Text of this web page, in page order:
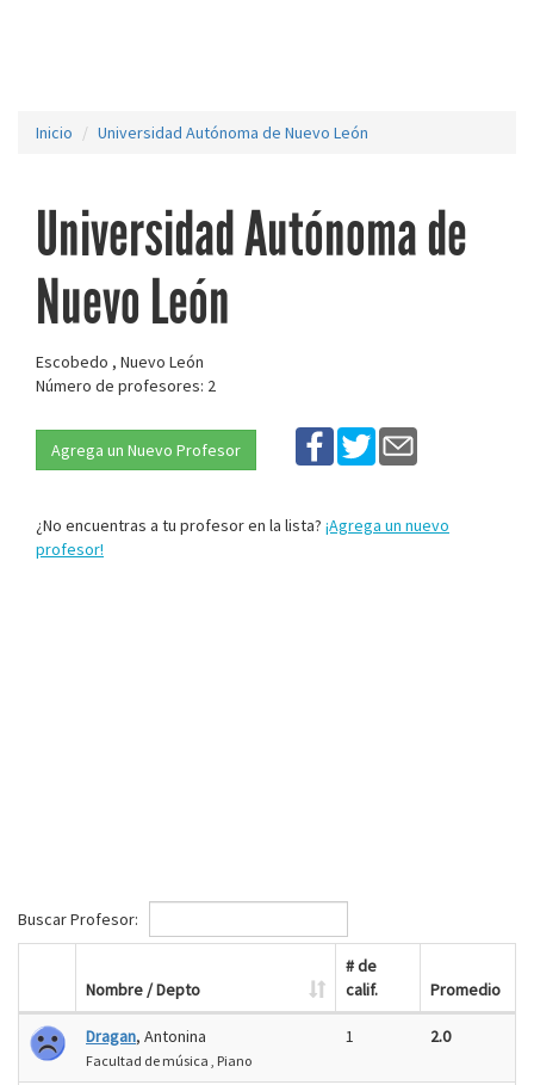
Inicio Universidad Autónoma de Nuevo León
Universidad Autónoma de
Nuevo León
Escobedo , Nuevo León
Número de profesores: 2
Agrega un Nuevo Profesor
¿No encuentras a tu profesor en la lista? ¡Agrega un nuevo
profesor!
Buscar Profesor:
Nombre / Depto
# de
calif.
Promedio
Dragan, Antonina
Facultad de música , Piano
1 2.0